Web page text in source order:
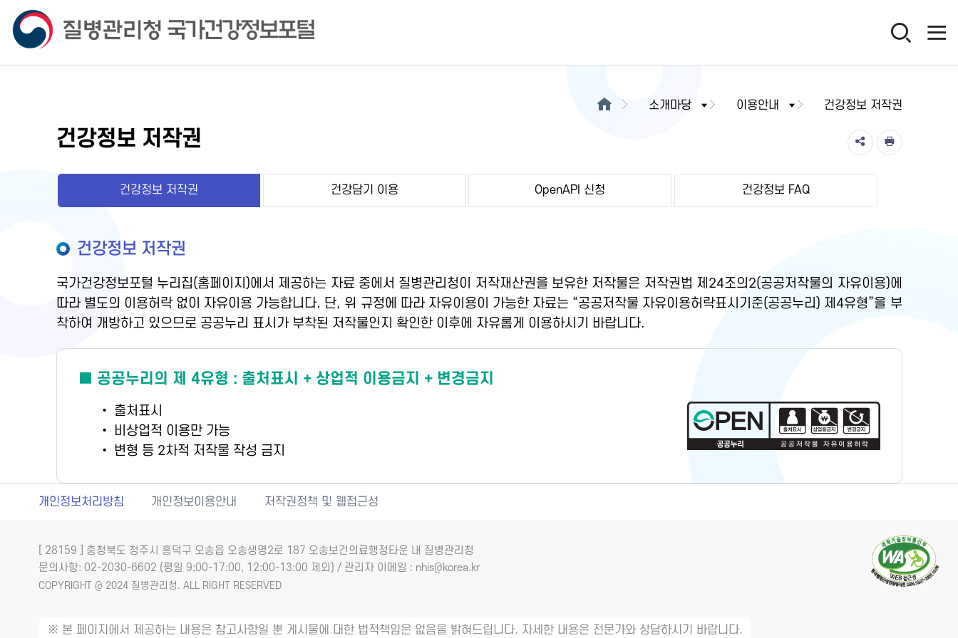
소개마당 이용안내 건강정보 저작권
건강정보 저작권
건강정보 저작권 건강담기 이용 OpenAPI 신청 건강정보 FAQ
건강정보 저작권
국가건강정보포털 누리집(홈페이지)에서 제공하는 자료 중에서 질병관리청이 저작재산권을 보유한 저작물은 저작권법 제24조의2(공공저작물의 자유이용)에
따라 별도의 이용허락 없이 자유이용 가능합니다. 단, 위 규정에 따라 자유이용이 가능한 자료는 “공공저작물 자유이용허락표시기준(공공누리) 제4유형”을 부
착하여 개방하고 있으므로 공공누리 표시가 부착된 저작물인지 확인한 이후에 자유롭게 이용하시기 바랍니다.
■ 공공누리의 제 4유형 : 출처표시 + 상업적 이용금지 + 변경금지
• 출처표시
• 비상업적 이용만 가능
• 변형 등 2차적 저작물 작성 금지
개인정보처리방침 개인정보이용안내 저작권정책 및 웹접근성
[ 28159 ] 충청북도 청주시 흥덕구 오송읍 오송생명2로 187 오송보건의료행정타운 내 질병관리청
문의사항: 02-2030-6602 (평일 9:00-17:00, 12:00-13:00 제외) / 관리자 이메일 : nhis@korea.kr
COPYRIGHT @ 2024 질병관리청. ALL RIGHT RESERVED
※ 본 페이지에서 제공하는 내용은 참고사항일 뿐 게시물에 대한 법적책임은 없음을 밝혀드립니다. 자세한 내용은 전문가와 상담하시기 바랍니다.